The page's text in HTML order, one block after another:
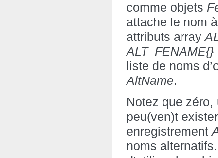
comme objets
attache le nom
attributs array
ALT_FENAME{}
liste de noms
AltName.
Notez que
peu(ven)t
enregistrement
noms